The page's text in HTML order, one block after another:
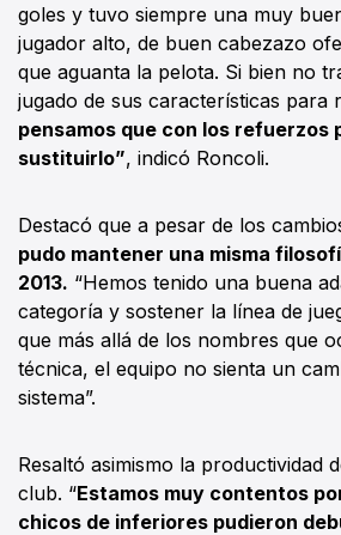
goles y tuvo siempre una muy
jugador alto, de buen cabezazo
que aguanta la pelota. Si bien no
jugado de sus características para
pensamos que con los refuerzos
sustituirlo”, indicó Roncoli.
Destacó que a pesar de los
pudo mantener una misma
2013. “Hemos tenido una buena
categoría y sostener la línea de
que más allá de los nombres que
técnica, el equipo no sienta un
sistema”.
Resaltó asimismo la productividad
club. “Estamos muy contentos
chicos de inferiores pudieron